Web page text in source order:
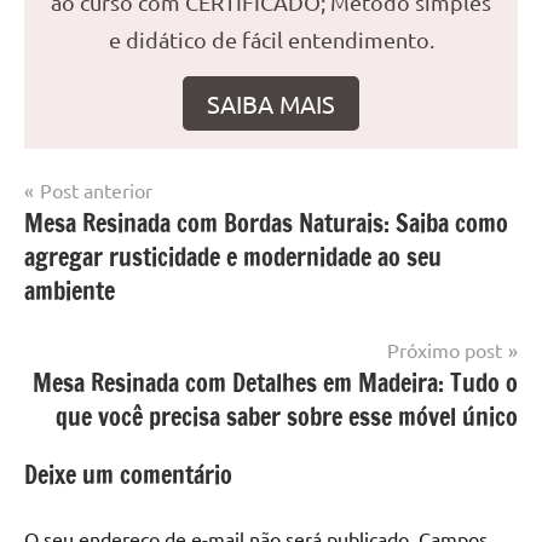
e didático de fácil entendimento.
SAIBA MAIS
Marcado
com
mesa
com
com
epoxi,
mesa
de
Mesa
resinada
Navegação
de
Post
Post anterior
Mesa Resinada com Bordas Naturais: Saiba como
agregar rusticidade e modernidade ao seu
ambiente
Próximo post
Mesa Resinada com Detalhes em Madeira: Tudo o
que você precisa saber sobre esse móvel único
Deixe um comentário